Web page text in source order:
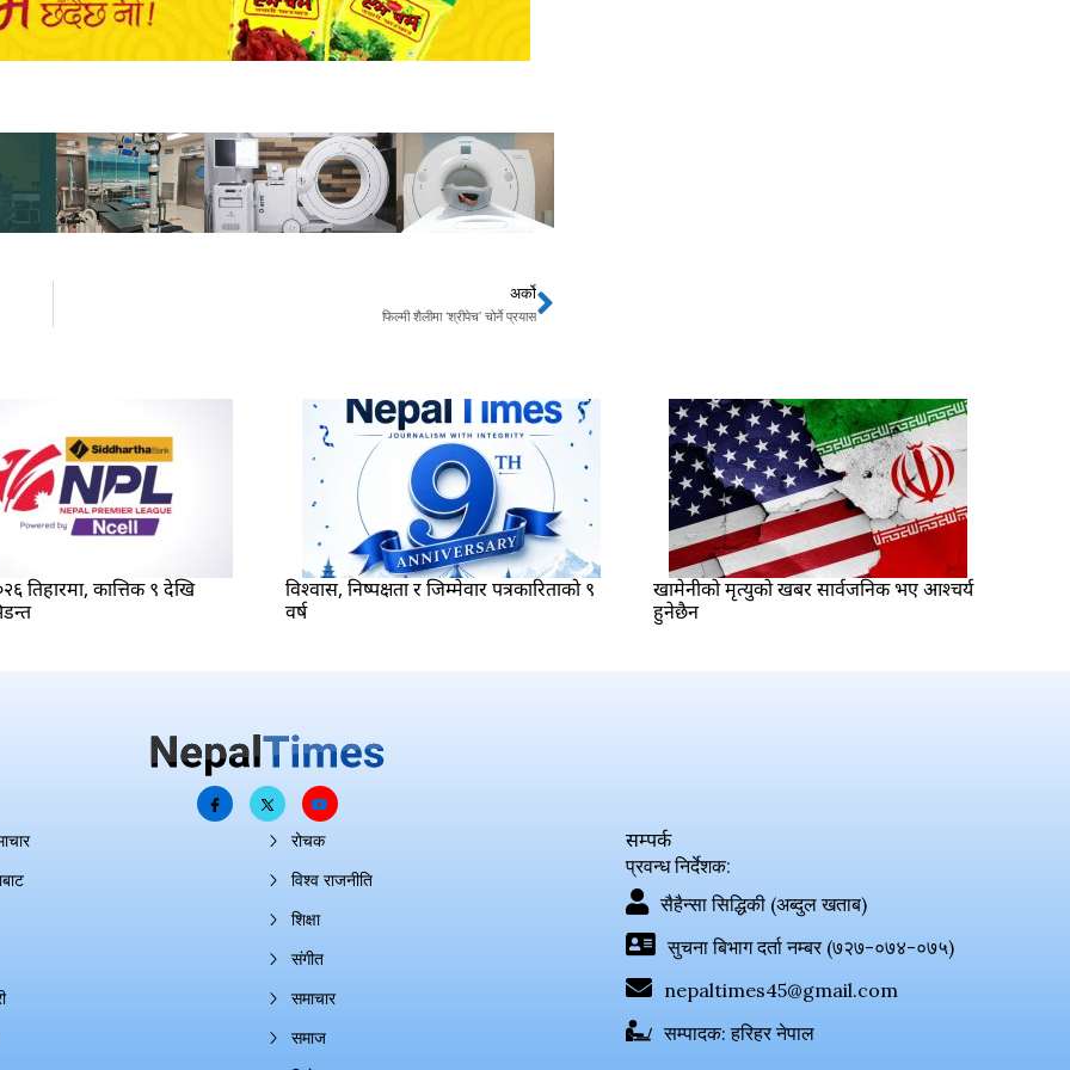
अर्को
फिल्मी शैलीमा ‘श्रीपेच’ चोर्ने प्रयासNext
तिहारमा, कात्तिक ९ देखि
विश्वास, निष्पक्षता र जिम्मेवार पत्रकारिताको ९
वर्ष
खामेनीको मृत्युको खबर सार्वजनिक भए आश्चर्य
हुनेछैन
रोचक
विश्व राजनीति
शिक्षा
संगीत
समाचार
समाज
सम्पर्क
प्रवन्ध निर्देशक:
सैहैन्सा सिद्धिकी (अब्दुल खताब)
सुचना बिभाग दर्ता नम्बर (७२७-०७४-०७५)
nepaltimes45@gmail.com
सम्पादक: हरिहर नेपाल